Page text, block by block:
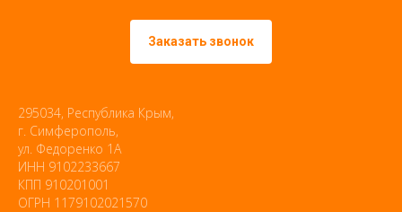
Заказать звонок
295034, Республика Крым,
г. Симферополь,
ул. Федоренко 1А
ИНН 9102233667
КПП 910201001
ОГРН 1179102021570